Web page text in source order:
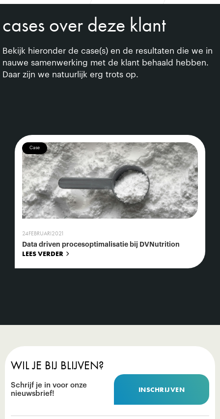
cases over deze klant
Bekijk hieronder de case(s) en de resultaten die we in
nauwe samenwerking met de klant behaald hebben.
Daar zijn we natuurlijk erg trots op.
Case
24FEBRUARI2021
Data driven procesoptimalisatie bij DVNutrition
LEES VERDER
WIL JE BIJ BLIJVEN?
Schrijf je in voor onze
nieuwsbrief!
INSCHRIJVEN